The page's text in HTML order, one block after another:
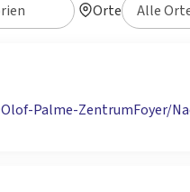
Orte
Olof-Palme-ZentrumFoyer/